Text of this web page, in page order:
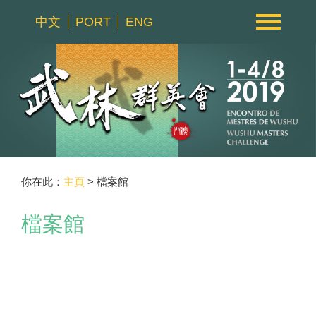
中文 PORT ENG
你在此： 主頁 > 檔案館
檔案館